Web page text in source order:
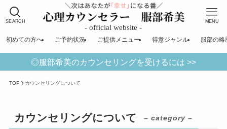
SEARCH MENU
初めての方へ ご予約状況 ご提供メニュー 得意ジャンル 服部の略
◎服部希美のカウンセリングを受けるには >>
TOP カウンセリングについて
カウンセリングについて – category –